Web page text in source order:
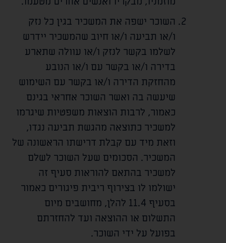
השוכר ישפה את המשכיר בגין כל נזק
ו/או תביעה ו/או חיוב שהמשכיר יידרש
לשלמו בקשר לנזק ו/או עוולה שתארע
בדירה ו/או בקשר עם ו/או הנובע
מהחזקת הדירה ו/או בקשר עם השימוש
שיעשה בה ואשר השוכר אחראי בגינם
כאמור, לרבות הוצאות משפטיות שיגרמו
למשכיר כתוצאה מהגשת תביעה נגדו,
וזאת מיד עם קבלת דרישתו הראשונה של
המשכיר. הסכומים שעל השוכר לשלם
למשכיר בהתאם להוראות סעיף זה
ישולמו לו בצירוף ריבית פיגורים כאמור
בסעיף 11.4 להלן, מחושבים מיום
התשלום או ההוצאה ועד להחזרתם
בפועל על ידי השוכר.